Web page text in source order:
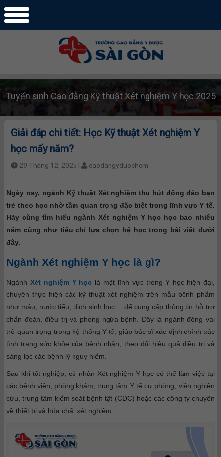
Tuyển sinh Cao đẳng Kỹ thuật Xét nghiệm Y học 2025
Giải đáp chi tiết: Học Kỹ thuật Xét nghiệm Y
học mấy năm?
29 Tháng 12, 2025 | caodangyduochcm
Ngày nay, ngành Kỹ thuật Xét nghiệm thu hút đông đảo bạn
trẻ theo học nhờ tầm quan trọng đặc biệt trong lĩnh vực Y tế.
Hãy cùng tìm hiểu ngành Xét nghiệm Y học học bao nhiêu
năm cũng như tiêu chí lựa chọn hệ học trong bài viết dưới
đây.
Ngành Xét nghiệm Y học là gì?
NgànhXét nghiệm Y học là một lĩnh vực trong Y học hiện đại,
chuyên thực hiện các kỹ thuật xét nghiệm trên mẫu bệnh phẩm
như máu, nước tiểu, dịch sinh học… để cung cấp thông tin hỗ trợ
chẩn đoán, điều trị và phòng ngừa bệnh. Đây là ngành đóng vai
trò quan trọng trong hệ thống Y tế, giúp bác sĩ xác định chính xác
tình trạng sức khỏe của bệnh nhân, theo dõi hiệu quả điều trị và
sàng lọc các bệnh lý nguy hiểm.
Sau khi tốt nghiệp, cử nhân Xét nghiệm Y học có thể làm việc tại
các bệnh viện, phòng khám, trung tâm Y tế dự phòng, viện nghiên
cứu, trung tâm kiểm soát bệnh tật (CDC) hoặc các công ty chuyên
về thiết bị và hóa chất xét nghiệm.